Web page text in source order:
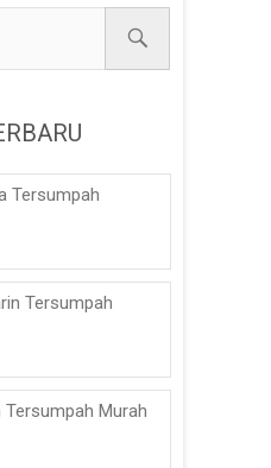
Tersumpah
Tersumpah
Murah